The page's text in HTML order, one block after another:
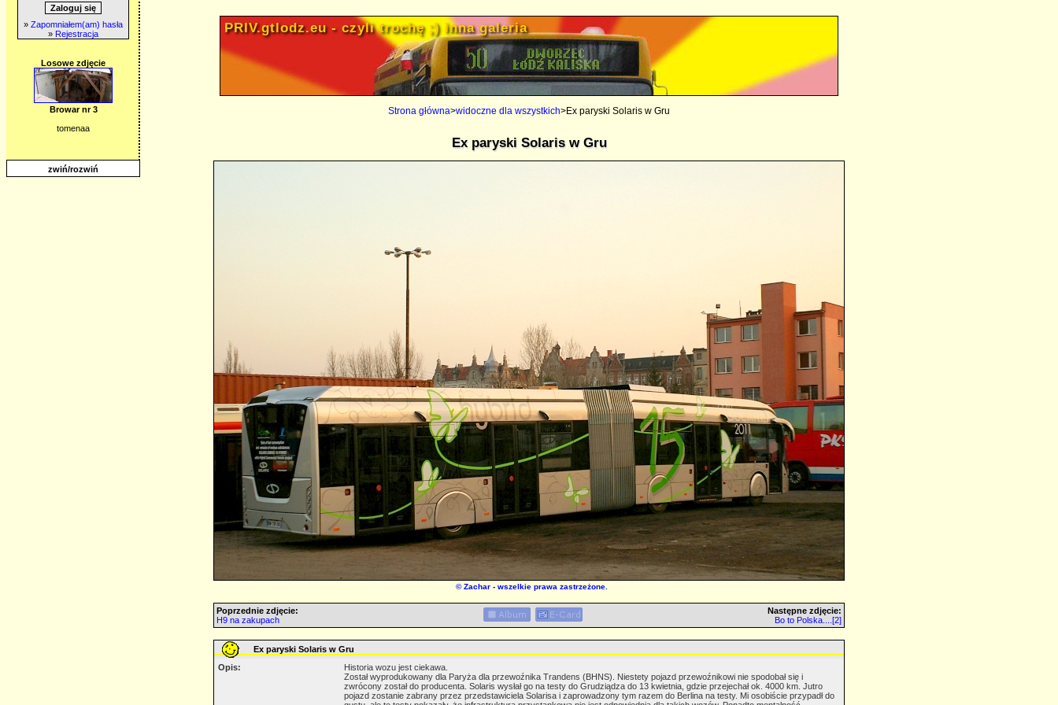
» Zapomniałem(am) hasła
» Rejestracja
Losowe zdjęcie
Browar nr 3
tomenaa
zwiń/rozwiń
PRIV.gtlodz.eu - czyli trochę ;) inna galeria
Strona główna>widoczne dla wszystkich>Ex paryski Solaris w Gru
Ex paryski Solaris w Gru
©Zachar- wszelkie prawa zastrzeżone.
Poprzednie zdjęcie:
H9 na zakupach
Następne zdjęcie:
Bo to Polska....[2]
Ex paryski Solaris w Gru
Opis:
Historia wozu jest ciekawa.
Został wyprodukowany dla Paryża dla przewoźnika Trandens (BHNS). Niestety pojazd przewoźnikowi nie spodobał się i
zwrócony został do producenta. Solaris wysłał go na testy do Grudziądza do 13 kwietnia, gdzie przejechał ok. 4000 km. Jutro
pojazd zostanie zabrany przez przedstawiciela Solarisa i zaprowadzony tym razem do Berlina na testy. Mi osobiście przypadł do